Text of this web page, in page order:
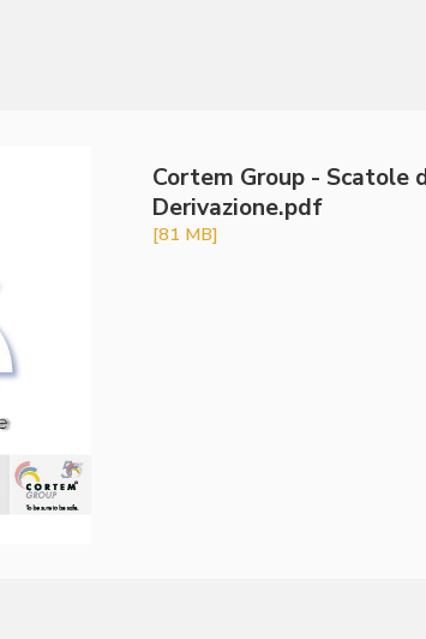
Cortem Group - Scatole
Derivazione.pdf
[81 MB]